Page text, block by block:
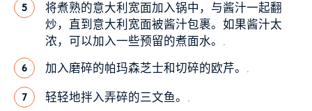
5
将煮熟的意大利宽面加入锅中，与酱汁一起翻
炒，直到意大利宽面被酱汁包裹。如果酱汁太
浓，可以加入一些预留的煮面水。.
6 加入磨碎的帕玛森芝士和切碎的欧芹。.
7 轻轻地拌入弄碎的三文鱼。.